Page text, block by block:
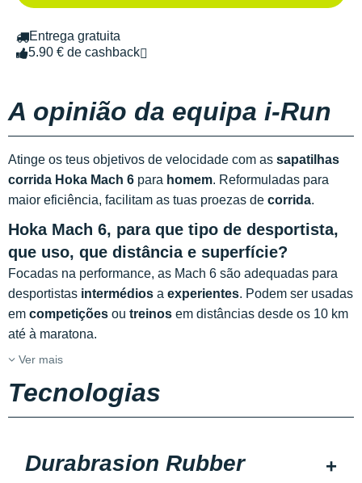
Entrega gratuita
5.90 € de cashback
A opinião da equipa i-Run
Atinge os teus objetivos de velocidade com as sapatilhas
corrida Hoka Mach 6 para homem. Reformuladas para
maior eficiência, facilitam as tuas proezas de corrida.
Hoka Mach 6, para que tipo de desportista,
que uso, que distância e superfície?
Focadas na performance, as Mach 6 são adequadas para
desportistas intermédios a experientes. Podem ser usadas
em competições ou treinos em distâncias desde os 10 km
até à maratona.
Ver mais
Tecnologias
Durabrasion Rubber